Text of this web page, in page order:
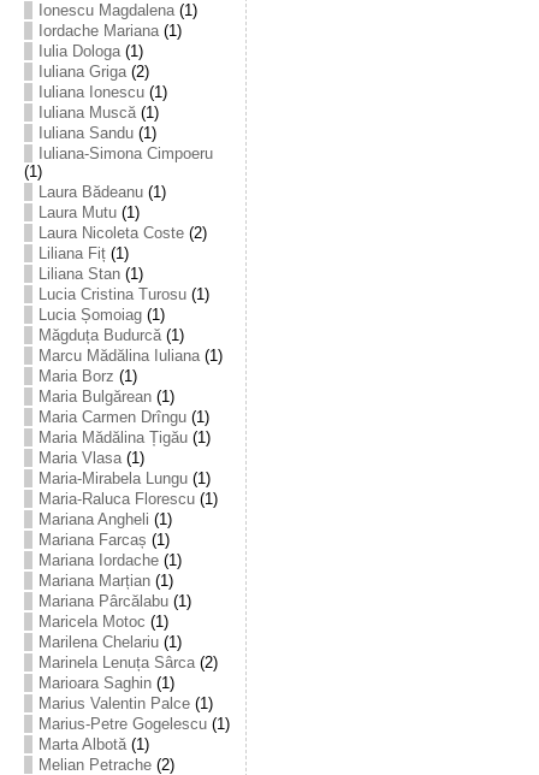
Ionescu Magdalena(1)
Iordache Mariana(1)
Iulia Dologa(1)
Iuliana Griga(2)
Iuliana Ionescu(1)
Iuliana Muscă(1)
Iuliana Sandu(1)
Iuliana-Simona Cimpoeru
(1)
Laura Bădeanu(1)
Laura Mutu(1)
Laura Nicoleta Coste(2)
Liliana Fiț(1)
Liliana Stan(1)
Lucia Cristina Turosu(1)
Lucia Șomoiag(1)
Măgduța Budurcă(1)
Marcu Mădălina Iuliana(1)
Maria Borz (1)
Maria Bulgărean(1)
Maria Carmen Drîngu(1)
Maria Mădălina Țigău(1)
Maria Vlasa(1)
Maria-Mirabela Lungu(1)
Maria-Raluca Florescu(1)
Mariana Angheli (1)
Mariana Farcaș (1)
Mariana Iordache(1)
Mariana Marțian(1)
Mariana Pârcălabu(1)
Maricela Motoc (1)
Marilena Chelariu(1)
Marinela Lenuța Sârca(2)
Marioara Saghin(1)
Marius Valentin Palce(1)
Marius-Petre Gogelescu(1)
Marta Albotă(1)
Melian Petrache(2)